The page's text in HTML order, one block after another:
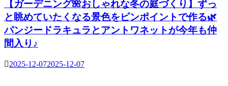
【ガーデニング🌺おしゃれな冬の庭づくり】ずっ
と眺めていたくなる景色をピンポイントで作る🌿
パンジードラキュラとアントワネットが今年も仲
間入り♪
2025-12-072025-12-07